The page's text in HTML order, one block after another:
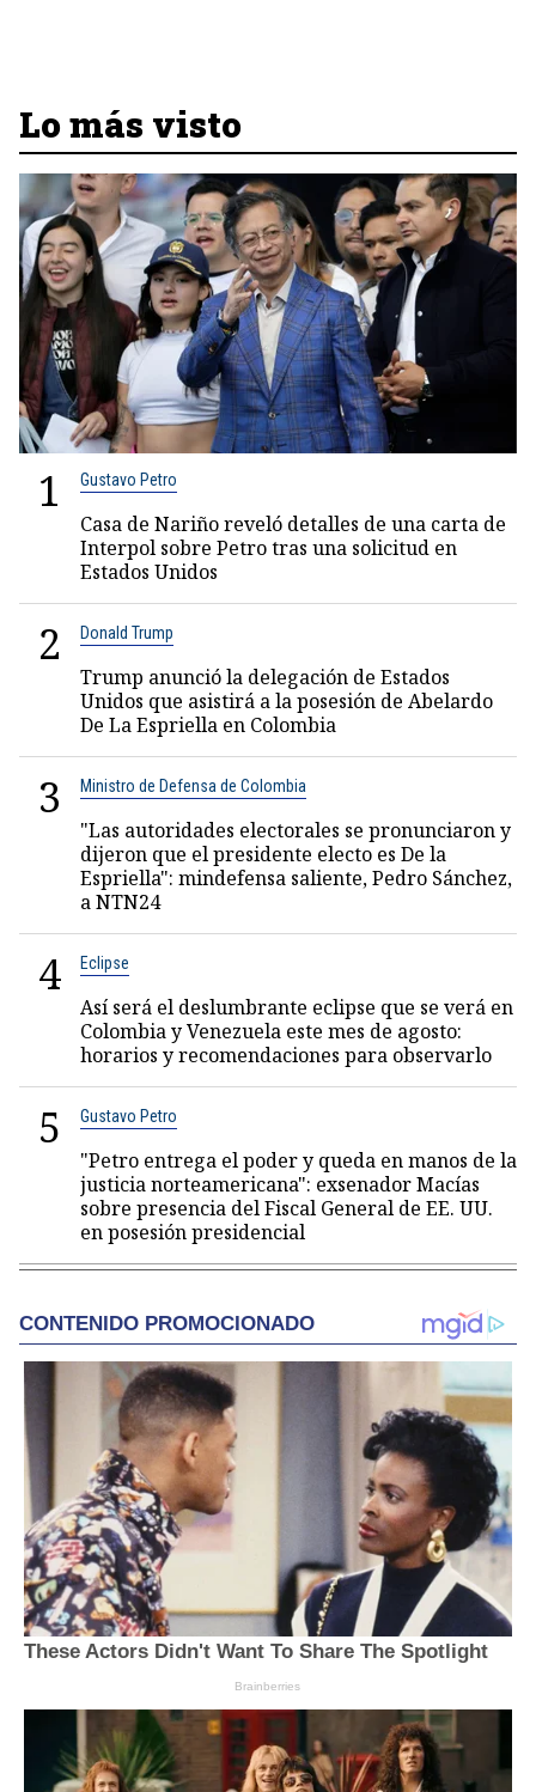
Lo más visto
1 Gustavo Petro
Casa de Nariño reveló detalles de una carta de
Interpol sobre Petro tras una solicitud en
Estados Unidos
2 Donald Trump
Trump anunció la delegación de Estados
Unidos que asistirá a la posesión de Abelardo
De La Espriella en Colombia
3 Ministro de Defensa de Colombia
"Las autoridades electorales se pronunciaron y
dijeron que el presidente electo es De la
Espriella": mindefensa saliente, Pedro Sánchez,
a NTN24
4 Eclipse
Así será el deslumbrante eclipse que se verá en
Colombia y Venezuela este mes de agosto:
horarios y recomendaciones para observarlo
5 Gustavo Petro
"Petro entrega el poder y queda en manos de la
justicia norteamericana": exsenador Macías
sobre presencia del Fiscal General de EE. UU.
en posesión presidencial